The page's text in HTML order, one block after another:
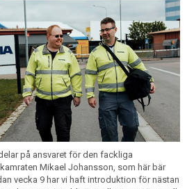
på ansvaret för den fackliga
Mikael Johansson, som här bär
vecka 9 har vi haft introduktion för nästan